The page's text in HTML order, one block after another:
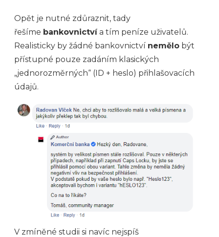
Opět je nutné zdůraznit, tady
řešíme bankovnictvía tím peníze uživatelů.
Realisticky by žádné bankovnictví nemělo být
přístupné pouze zadáním klasických
„jednorozměrných“ (ID + heslo) přihlašovacích
údajů.
V zmíněné studii si navíc nejspíš